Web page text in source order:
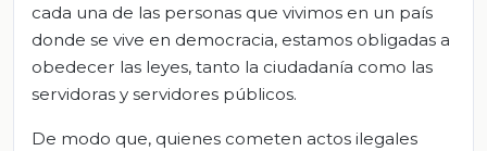
cada una de las personas que vivimos en un país
donde se vive en democracia, estamos obligadas a
obedecer las leyes, tanto la ciudadanía como las
servidoras y servidores públicos.
De modo que, quienes cometen actos ilegales